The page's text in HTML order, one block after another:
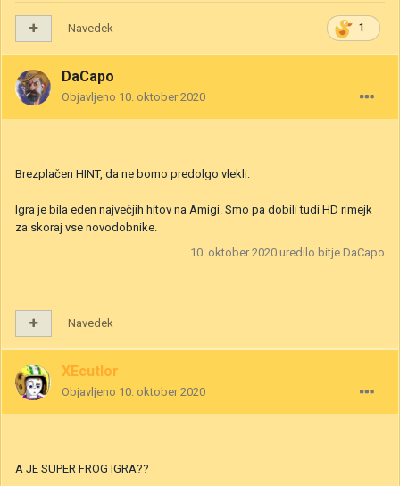
1
Navedek
DaCapo
Objavljeno 10. oktober 2020
Brezplačen HINT, da ne bomo predolgo vlekli:
Igra je bila eden največjih hitov na Amigi. Smo pa dobili tudi HD rimejk
za skoraj vse novodobnike.
10. oktober 2020 uredilo bitje DaCapo
Navedek
XEcutIor
Objavljeno 10. oktober 2020
A JE SUPER FROG IGRA??